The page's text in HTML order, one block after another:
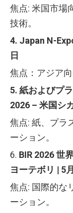
焦点: 米国市場
技術。
4. Japan N-
日
焦点：アジア
5. 紙およびプ
2026 – 米国シ
焦点: 紙、プラ
ーション。
6. BIR 2026 世
ヨーテボリ | 5
焦点: 国際的な
ーション。